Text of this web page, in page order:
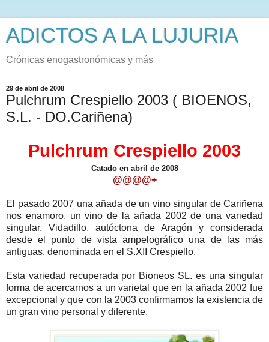
ADICTOS A LA LUJURIA
Crónicas enogastronómicas y más
29 de abril de 2008
Pulchrum Crespiello 2003 ( BIOENOS,
S.L. - DO.Cariñena)
Pulchrum Crespiello 2003
Catado en abril de 2008
@@@@+
El pasado 2007 una añada de un vino singular de Cariñena
nos enamoro, un vino de la añada 2002 de una variedad
singular, Vidadillo, autóctona de Aragón y considerada
desde el punto de vista ampelográfico una de las más
antiguas, denominada en el S.XII Crespiello.
Esta variedad recuperada por Bioneos SL. es una singular
forma de acercarnos a un varietal que en la añada 2002 fue
excepcional y que con la 2003 confirmamos la existencia de
un gran vino personal y diferente.